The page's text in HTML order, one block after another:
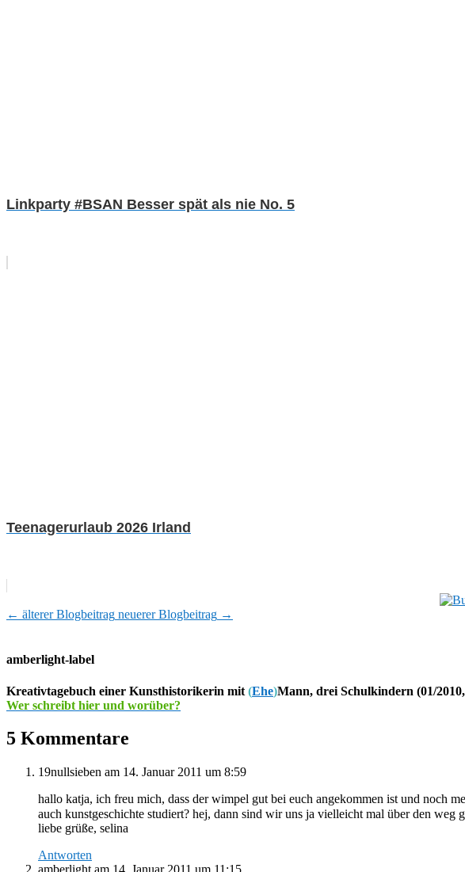
Linkparty #BSAN Besser spät als nie No. 5
Teenagerurlaub 2026 Irland
← älterer Blogbeitrag neuerer Blogbeitrag →
amberlight-label
Kreativtagebuch einer Kunsthistorikerin mit (Ehe)Mann, drei Schulkindern (01/
Wer schreibt hier und worüber?
5 Kommentare
19nullsieben am 14. Januar 2011 um 8:59
hallo katja, ich freu mich, dass der wimpel gut bei euch angekommen ist und noch
auch kunstgeschichte studiert? hej, dann sind wir uns ja vielleicht mal über den weg
liebe grüße, selina
Antworten